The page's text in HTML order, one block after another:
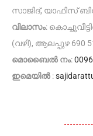
സാജിദ്, യാഫിസ്
വിലാസം:
(വഴി), ആലപ്പുഴ 690
മൊബൈൽ നം:
ഇമെയിൽ :